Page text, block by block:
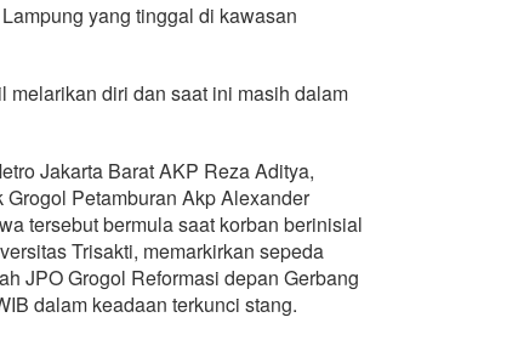
yang tinggal di kawasan
diri dan saat ini masih dalam
Jakarta Barat AKP Reza Aditya,
Petamburan Akp Alexander
tersebut bermula saat korban berinisial
Trisakti, memarkirkan sepeda
JPO Grogol Reformasi depan Gerbang
dalam keadaan terkunci stang.